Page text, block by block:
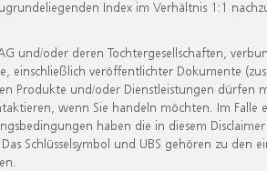
Index im Verhältnis 1:1
und/oder deren Tochtergesellschaften,
einschließlich veröffentlichter Dokumente
Produkte und/oder Dienstleistungen dürfen
wenn Sie handeln möchten. Im Falle
haben die in diesem
Schlüsselsymbol und UBS gehören zu den